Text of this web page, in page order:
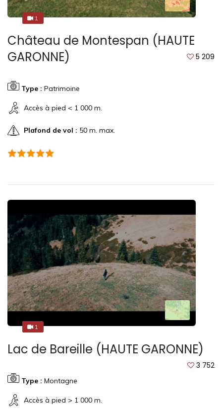
1
1
Château de Montespan (HAUTE
GARONNE)
5 209
Type : Patrimoine
Accès à pied < 1 000 m.
Plafond de vol : 50 m. max.
11
Lac de Bareille (HAUTE GARONNE)
3 752
Type : Montagne
Accès à pied > 1 000 m.